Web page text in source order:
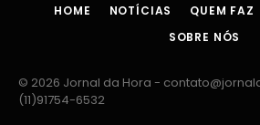
HOME NOTÍCIAS QUEM FAZ
SOBRE NÓS
© 2026 Jornal da Hora -
(11)91754-6532